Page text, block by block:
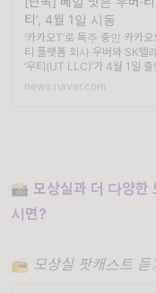
티’, 4월 1일 시동
‘카카오T’로 독주 중인 카카
티 플랫폼 회사 우버와 SK텔
‘우티(UT LLC)’가 4월 1일 출
news.naver.com
📸 모상실과 더 다양한
시면?
📻 모상실 팟캐스트 듣